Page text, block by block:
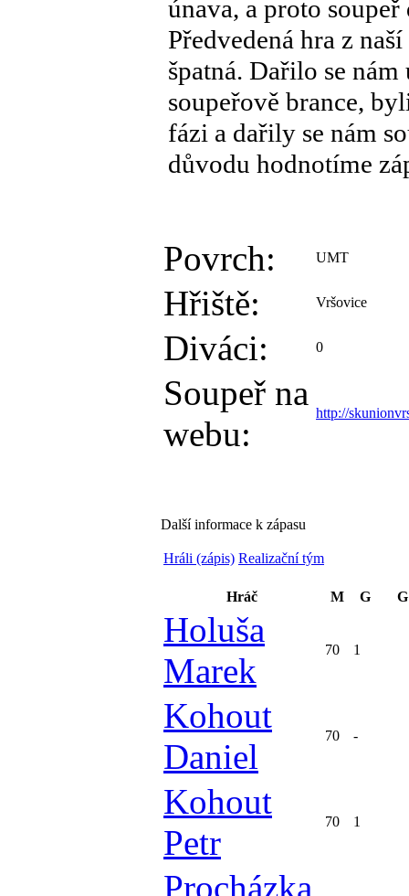
únava, a proto
Předvedená hra z
špatná. Dařilo se
soupeřově brance,
fázi a dařily se nám
důvodu hodnotíme
Povrch: UMT
Hřiště: Vršovice
Diváci: 0
Soupeř na
webu:
http://
Další informace k zápasu
Hráli (zápis) Realizační tým
Hráč M G
Holuša
Marek
70 1
Kohout
Daniel
70 -
Kohout
Petr
70 1
Procházka